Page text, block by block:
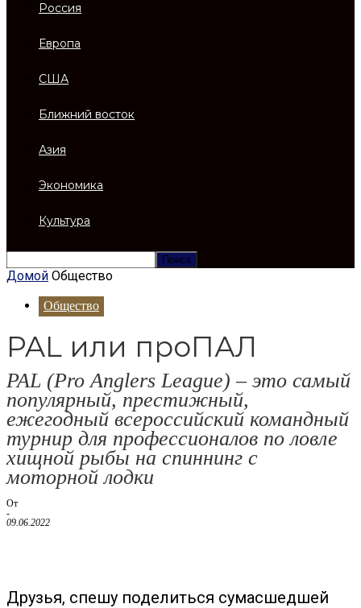
Россия
Европа
США
Ближний восток
Азия
Экономика
Культура
Домой Общество
Общество
PAL или проПАЛ
PAL (Pro Anglers League) – это самый
популярный, престижный,
ежегодный всероссийский командный
турнир для профессионалов по ловле
хищной рыбы на спиннинг с
моторной лодки
От
-
09.06.2022
Друзья, спешу поделиться сумасшедшей